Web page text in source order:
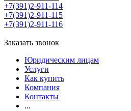
+7(391)2-911-114
+7(391)2-911-115
+7(391)2-911-116
Заказать звонок
Юридическим лицам
Услуги
Как купить
Компания
Контакты
...